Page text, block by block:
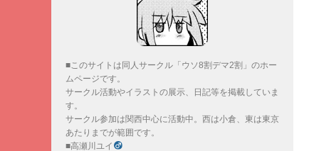
■このサイトは同人サークル「ウソ8割デマ2割」のホー
ムページです。
サークル活動やイラストの展示、日記等を掲載していま
す。
サークル参加は関西中心に活動中。西は小倉、東は東京
あたりまでが範囲です。
■高瀬川ユイ